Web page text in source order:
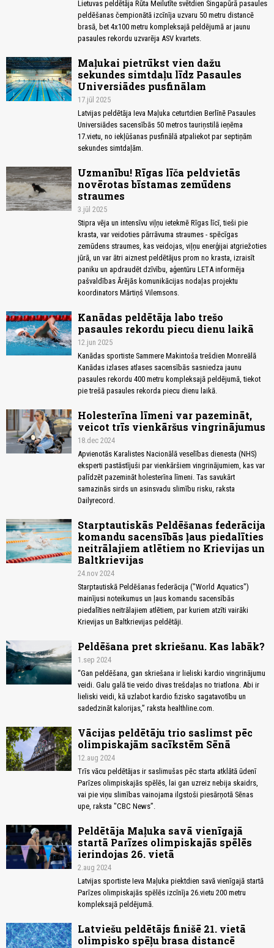
Lietuvas peldētāja Rūta Meilutīte svētdien Singapūrā pasaules
peldēšanas čempionātā izcīnīja uzvaru 50 metru distancē
brasā, bet 4x100 metru kompleksajā peldējumā ar jaunu
pasaules rekordu uzvarēja ASV kvartets.
Maļukai pietrūkst vien dažu
sekundes simtdaļu līdz Pasaules
Universiādes pusfinālam
17.jūl 2025
Latvijas peldētāja Ieva Maļuka ceturtdien Berlīnē Pasaules
Universiādes sacensībās 50 metros tauriņstilā ieņēma
17.vietu, no iekļūšanas pusfinālā atpaliekot par septiņām
sekundes simtdaļām.
Uzmanību! Rīgas līča peldvietās
novērotas bīstamas zemūdens
straumes
3.jūl 2025
Stipra vēja un intensīvu viļņu ietekmē Rīgas līcī, tieši pie
krasta, var veidoties pārrāvuma straumes - spēcīgas
zemūdens straumes, kas veidojas, viļņu enerģijai atgriežoties
jūrā, un var ātri aiznest peldētājus prom no krasta, izraisīt
paniku un apdraudēt dzīvību, aģentūru LETA informēja
pašvaldības Ārējās komunikācijas nodaļas projektu
koordinators Mārtiņš Vilemsons.
Kanādas peldētāja labo trešo
pasaules rekordu piecu dienu laikā
12.jun 2025
Kanādas sportiste Sammere Makintoša trešdien Monreālā
Kanādas izlases atlases sacensībās sasniedza jaunu
pasaules rekordu 400 metru kompleksajā peldējumā, tiekot
pie trešā pasaules rekorda piecu dienu laikā.
Holesterīna līmeni var pazemināt,
veicot trīs vienkāršus vingrinājumus
18.dec 2024
Apvienotās Karalistes Nacionālā veselības dienesta (NHS)
eksperti pastāstījuši par vienkāršiem vingrinājumiem, kas var
palīdzēt pazemināt holesterīna līmeni. Tas savukārt
samazinās sirds un asinsvadu slimību risku, raksta
Dailyrecord.
Starptautiskās Peldēšanas federācija
komandu sacensībās ļaus piedalīties
neitrālajiem atlētiem no Krievijas un
Baltkrievijas
24.nov 2024
Starptautiskā Peldēšanas federācija ("World Aquatics")
mainījusi noteikumus un ļaus komandu sacensībās
piedalīties neitrālajiem atlētiem, par kuriem atzīti vairāki
Krievijas un Baltkrievijas peldētāji.
Peldēšana pret skriešanu. Kas labāk?
1.sep 2024
“Gan peldēšana, gan skriešana ir lieliski kardio vingrinājumu
veidi. Galu galā tie veido divas trešdaļas no triatlona. Abi ir
lieliski veidi, kā uzlabot kardio fizisko sagatavotību un
sadedzināt kalorijas,” raksta healthline.com.
Vācijas peldētāju trio saslimst pēc
olimpiskajām sacīkstēm Sēnā
12.aug 2024
Trīs vācu peldētājas ir saslimušas pēc starta atklātā ūdenī
Parīzes olimpiskajās spēlēs, lai gan uzreiz nebija skaidrs,
vai pie viņu slimības vainojama ilgstoši piesārņotā Sēnas
upe, raksta "CBC News”.
Peldētāja Maļuka savā vienīgajā
startā Parīzes olimpiskajās spēlēs
ierindojas 26. vietā
2.aug 2024
Latvijas sportiste Ieva Maļuka piektdien savā vienīgajā startā
Parīzes olimpiskajās spēlēs izcīnīja 26.vietu 200 metru
kompleksajā peldējumā.
Latviešu peldētājs finišē 21. vietā
olimpisko spēļu brasa distancē